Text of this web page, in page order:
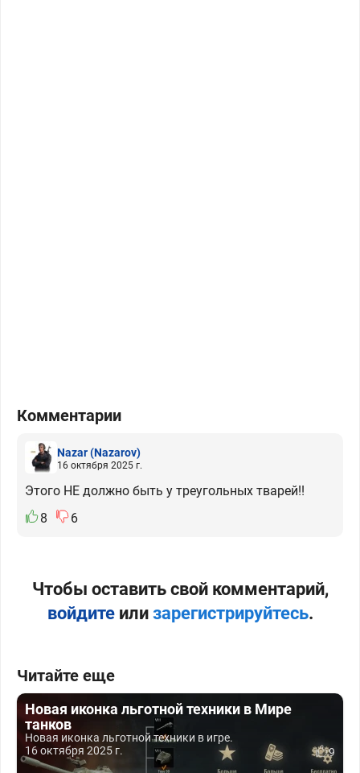
Комментарии
Nazar(Nazarov)
16 октября 2025 г.
Этого НЕ должно быть у треугольных тварей!!
8
6
Чтобы оставить свой комментарий,
войдитеили зарегистрируйтесь.
Читайте еще
Новая иконка льготной техники в Мире
танков
Новая иконка льготной техники в игре.
16 октября 2025 г.
9